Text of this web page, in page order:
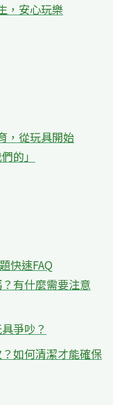
，安心玩樂
，從玩具開始
的」
快速FAQ
有什麼需要注意
爭吵？
如何清潔才能確保